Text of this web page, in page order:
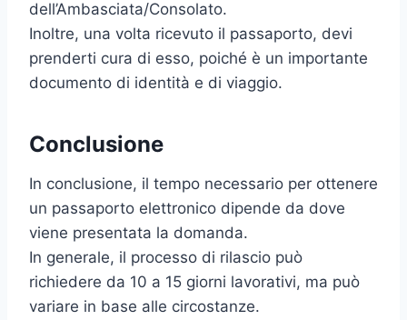
dell’Ambasciata/Consolato.
Inoltre, una volta ricevuto il passaporto, devi
prenderti cura di esso, poiché è un importante
documento di identità e di viaggio.
Conclusione
In conclusione, il tempo necessario per ottenere
un passaporto elettronico dipende da dove
viene presentata la domanda.
In generale, il processo di rilascio può
richiedere da 10 a 15 giorni lavorativi, ma può
variare in base alle circostanze.